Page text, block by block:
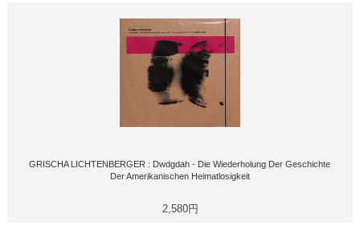
GRISCHA LICHTENBERGER : Dwdgdah - Die Wiederholung Der Geschichte
Der Amerikanischen Heimatlosigkeit
2,580円